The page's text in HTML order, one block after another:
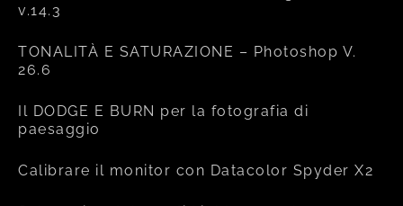
v.14.3
TONALITÀ E SATURAZIONE – Photoshop V.
26.6
Il DODGE E BURN per la fotografia di
paesaggio
Calibrare il monitor con Datacolor Spyder X2